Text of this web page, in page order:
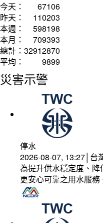
今天：
67106
昨天：
110203
本週：
598198
本月：
709393
總計： 32912870
平均：
9899
災害示警
停水
2026-08-07, 13:27│台
為提升供水穩定度、
更安心可靠之用水服務